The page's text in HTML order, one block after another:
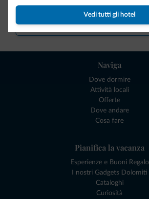
Vedi tutti gli hotel
Vai allo shop
Naviga
Dove dormire
Attività locali
Offerte
Dove andare
Cosa fare
Pianifica la vacanza
Esperienze e Buoni Regalo
I nostri Gadgets Dolomiti
Cataloghi
Curiosità